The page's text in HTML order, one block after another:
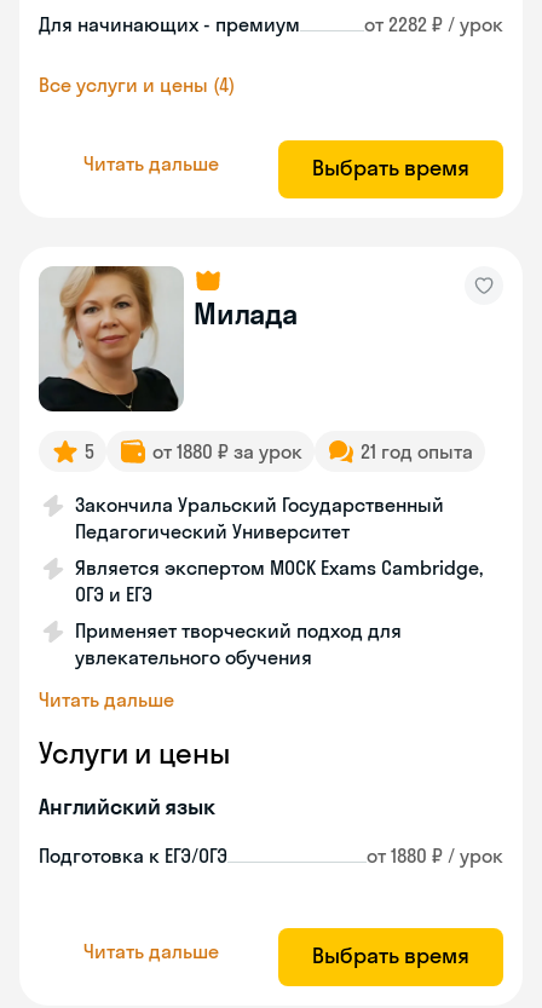
Для начинающих - премиум от 2282 ₽ / урок
Все услуги и цены (4)
Читать дальше Выбрать время
Милада
5 от 1880 ₽ за урок 21 год опыта
Закончила Уральский Государственный
Педагогический Университет
Является экспертом MOCK Exams Cambridge,
ОГЭ и ЕГЭ
Применяет творческий подход для
увлекательного обучения
Читать дальше
Услуги и цены
Английский язык
Подготовка к ЕГЭ/ОГЭ от 1880 ₽ / урок
Читать дальше Выбрать время